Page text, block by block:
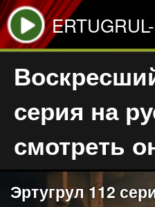
серия на
смотреть
Эртугрул 112